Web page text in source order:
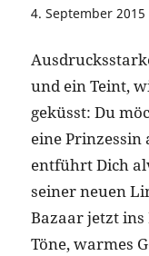
4. September 2015
und ein Teint,
geküsst: Du
eine Prinzessin
entführt Dich
seiner neuen
Bazaar jetzt
Töne, warmes